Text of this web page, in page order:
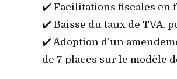
✔️ Facilitations fiscales en
✔️ Baisse du taux de TVA,
✔️ Adoption d’un
de 7 places sur le modèle